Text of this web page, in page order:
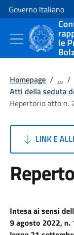
Vai al contenuto
Vai alla navigazione
Governo Italiano
le
Homepage / ... /
Atti della seduta
Repertorio atto n.
LINK E
Intesa ai sensi
9 agosto 2022, n.